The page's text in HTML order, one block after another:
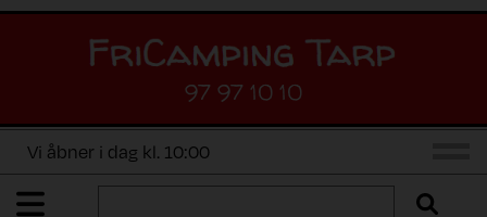
97 97 10 10
Vi åbner i dag kl. 10:00